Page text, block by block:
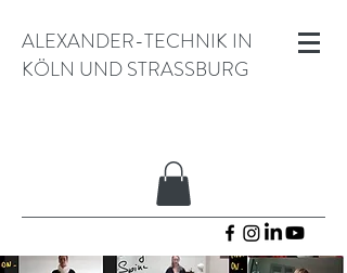
ALEXANDER-TECHNIK IN
KÖLN UND STRASSBURG